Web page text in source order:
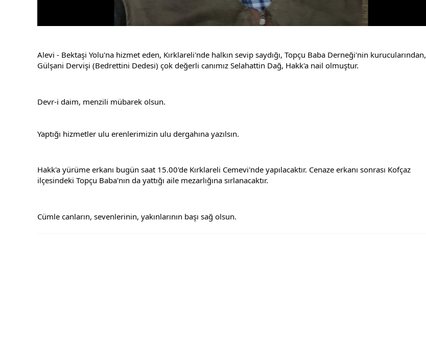
Alevi - Bektaşi Yolu'na hizmet eden, Kırklareli'nde halkın sevip saydığı, Topçu Baba Derneği'nin kurucularından,
Gülşani Dervişi (Bedrettini Dedesi) çok değerli canımız Selahattin Dağ, Hakk'a nail olmuştur.
Devr-i daim, menzili mübarek olsun.
Yaptığı hizmetler ulu erenlerimizin ulu dergahına yazılsın.
Hakk'a yürüme erkanı bugün saat 15.00'de Kırklareli Cemevi'nde yapılacaktır. Cenaze erkanı sonrası Kofçaz
ilçesindeki Topçu Baba'nın da yattığı aile mezarlığına sırlanacaktır.
Cümle canların, sevenlerinin, yakınlarının başı sağ olsun.